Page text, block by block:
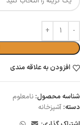
افزودن به علاقه مندی
شناسه محصول: نامعلوم
دسته: آشپزخانه